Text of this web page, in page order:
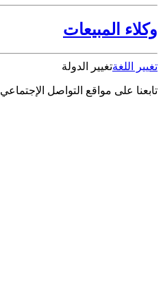
وكلاء المبيعات
تغيير اللغةتغيير الدولة
تابعنا على مواقع التواصل الإجتماعي